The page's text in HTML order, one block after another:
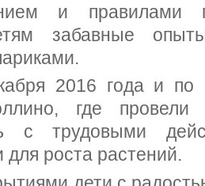
и правилами
забавные
2016 года и по
где провели
с трудовыми
роста растений.